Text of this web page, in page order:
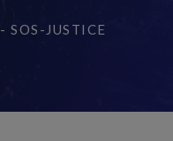
- SOS-JUSTICE